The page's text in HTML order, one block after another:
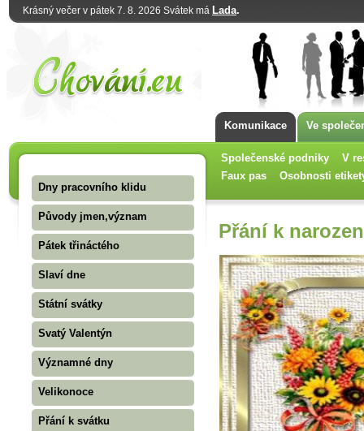
Krásný večer v pátek 7. 8. 2026 Svátek má Lada.
Komunikace Ve
Společenské podniky
V
Faux pas
Osobnosti
Dny pracovního klidu
Původy jmen,význam
Pátek třináctého
Slaví dne
Státní svátky
Svatý Valentýn
Významné dny
Velikonoce
Přání k svátku
Přání k